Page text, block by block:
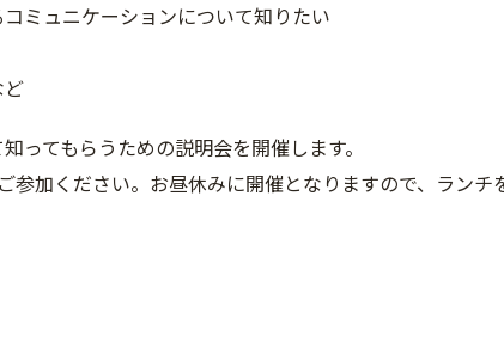
ミュニケーションについて知りたい
ってもらうための説明会を開催します。
参加ください。お昼休みに開催となりますので、ランチ